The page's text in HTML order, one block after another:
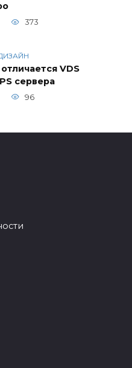
373
VDS
сервера
96